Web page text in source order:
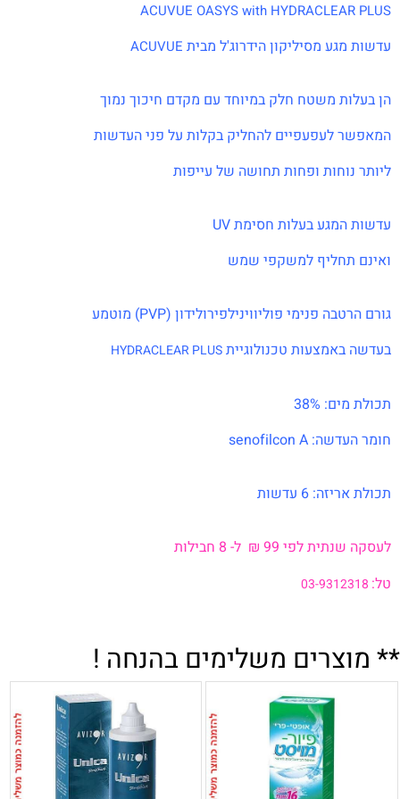
ACUVUE OASYS with HYDRACLEAR PLUS
עדשות מגע מסיליקון הידרוג'ל מבית ACUVUE
הן בעלות משטח חלק במיוחד עם מקדם חיכוך נמוך
המאפשר לעפעפיים להחליק בקלות על פני העדשות
ליותר נוחות ופחות תחושה של עייפות
עדשות המגע בעלות חסימת UV
ואינם תחליף למשקפי שמש
גורם הרטבה פנימי פוליווינילפירולידון (PVP)
מוטמע
בעדשה באמצעות טכנולוגייתHYDRACLEAR PLUS‎
תכולת מים: 38%
חומר העדשה: senofilcon A
תכולת אריזה: 6 עדשות
לעסקה שנתית לפי 99
₪ ל- 8 חבילות
טל: 03-9312318
** מוצרים משלימים בהנחה !